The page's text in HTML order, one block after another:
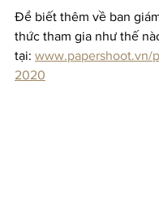
Để biết thêm về ban
thức tham gia như thế
tại: www.papershoot.vn/
2020